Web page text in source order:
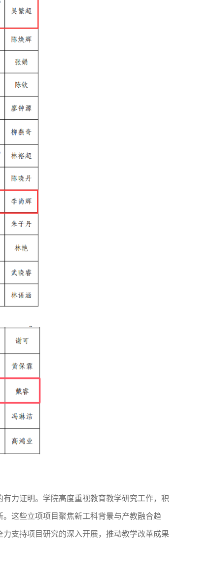
力证明。学院高度重视教育教学研究工作，积
这些立项项目聚焦新工科背景与产教融合趋
支持项目研究的深入开展，推动教学改革成果